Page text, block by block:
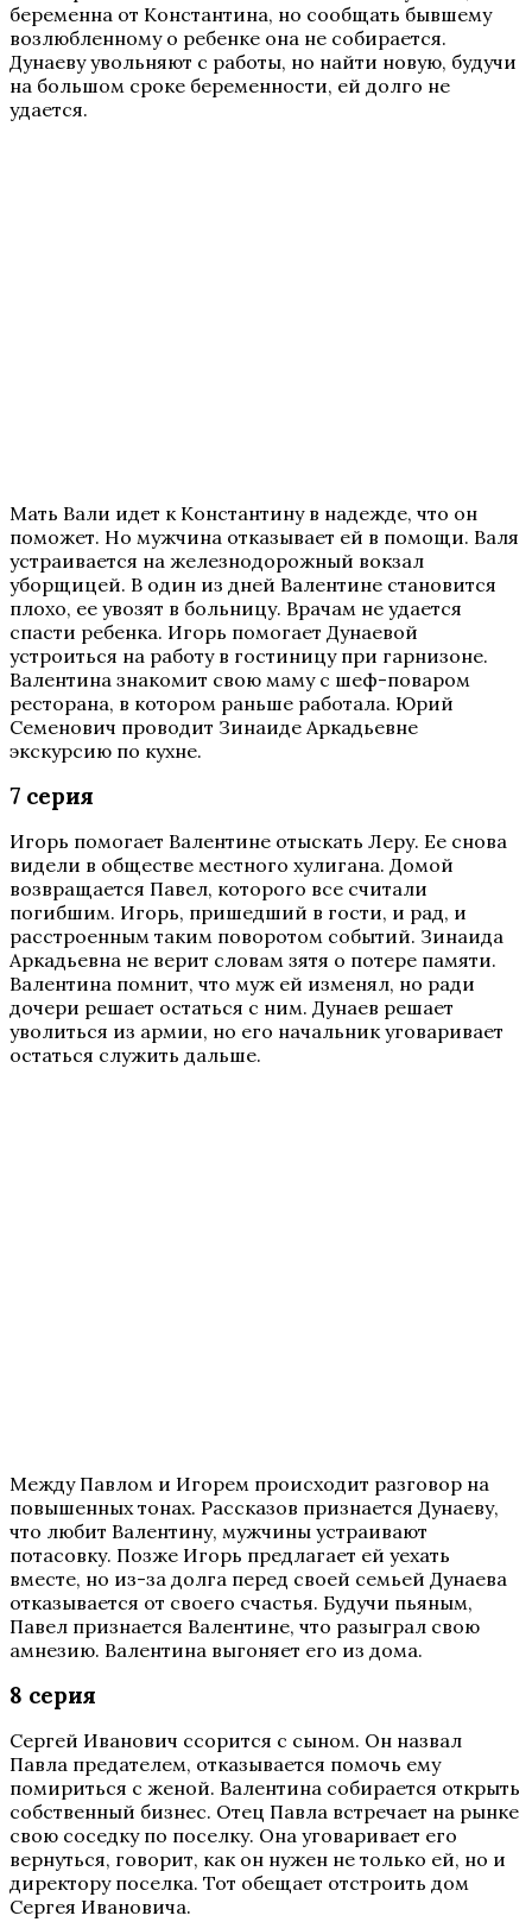
беременна от Константина, но сообщать бывшему
возлюбленному о ребенке она не собирается.
Дунаеву увольняют с работы, но найти новую, будучи
на большом сроке беременности, ей долго не
удается.
Мать Вали идет к Константину в надежде, что он
поможет. Но мужчина отказывает ей в помощи. Валя
устраивается на железнодорожный вокзал
уборщицей. В один из дней Валентине становится
плохо, ее увозят в больницу. Врачам не удается
спасти ребенка. Игорь помогает Дунаевой
устроиться на работу в гостиницу при гарнизоне.
Валентина знакомит свою маму с шеф-поваром
ресторана, в котором раньше работала. Юрий
Семенович проводит Зинаиде Аркадьевне
экскурсию по кухне.
7 серия
Игорь помогает Валентине отыскать Леру. Ее снова
видели в обществе местного хулигана. Домой
возвращается Павел, которого все считали
погибшим. Игорь, пришедший в гости, и рад, и
расстроенным таким поворотом событий. Зинаида
Аркадьевна не верит словам зятя о потере памяти.
Валентина помнит, что муж ей изменял, но ради
дочери решает остаться с ним. Дунаев решает
уволиться из армии, но его начальник уговаривает
остаться служить дальше.
Между Павлом и Игорем происходит разговор на
повышенных тонах. Рассказов признается Дунаеву,
что любит Валентину, мужчины устраивают
потасовку. Позже Игорь предлагает ей уехать
вместе, но из-за долга перед своей семьей Дунаева
отказывается от своего счастья. Будучи пьяным,
Павел признается Валентине, что разыграл свою
амнезию. Валентина выгоняет его из дома.
8 серия
Сергей Иванович ссорится с сыном. Он назвал
Павла предателем, отказывается помочь ему
помириться с женой. Валентина собирается открыть
собственный бизнес. Отец Павла встречает на рынке
свою соседку по поселку. Она уговаривает его
вернуться, говорит, как он нужен не только ей, но и
директору поселка. Тот обещает отстроить дом
Сергея Ивановича.